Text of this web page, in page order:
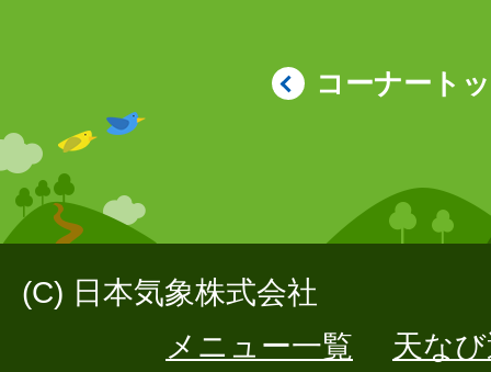
コーナート
(C) 日本気象株式会社
メニュー一覧
天な